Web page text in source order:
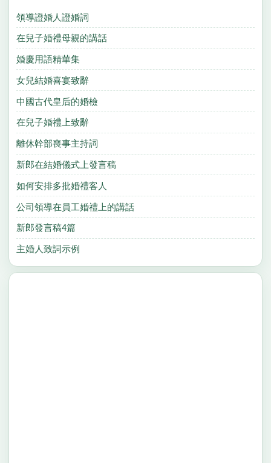
領導證婚人證婚詞
在兒子婚禮母親的講話
婚慶用語精華集
女兒結婚喜宴致辭
中國古代皇后的婚檢
在兒子婚禮上致辭
離休幹部喪事主持詞
新郎在結婚儀式上發言稿
如何安排多批婚禮客人
公司領導在員工婚禮上的講話
新郎發言稿4篇
主婚人致詞示例